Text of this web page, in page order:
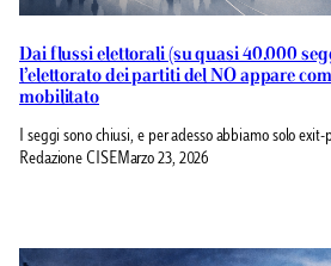
Dai flussi elettorali (su quasi 40.000
l’elettorato dei partiti del NO appare
mobilitato
I seggi sono chiusi, e per adesso abbiamo solo
Redazione CISEMarzo 23, 2026